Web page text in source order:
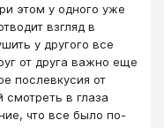
этом у одного уже
взгляд в
у другого все
от друга важно еще
послевкусия от
смотреть в глаза
что все было по-